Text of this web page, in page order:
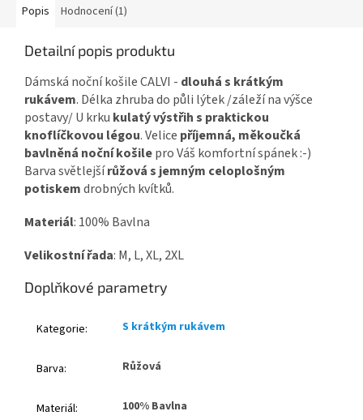
Popis Hodnocení (1)
Detailní popis produktu
Dámská noční košile CALVI - dlouhá s krátkým
rukávem. Délka zhruba do půli lýtek /záleží na výšce
postavy/ U krku kulatý výstřih s praktickou
knoflíčkovou légou. Velice příjemná, měkoučká
bavlněná noční košilepro Váš komfortní spánek :-)
Barva světlejšírůžová s jemným celoplošným
potiskemdrobných kvítků.
Materiál: 100% Bavlna
Velikostní řada: M, L, XL, 2XL
Doplňkové parametry
Kategorie: S krátkým rukávem
Barva: Růžová
Materiál: 100% Bavlna